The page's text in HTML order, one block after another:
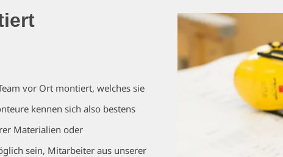
vor Ort montiert, welches sie
kennen sich also bestens
Materialien oder
sein, Mitarbeiter aus unserer